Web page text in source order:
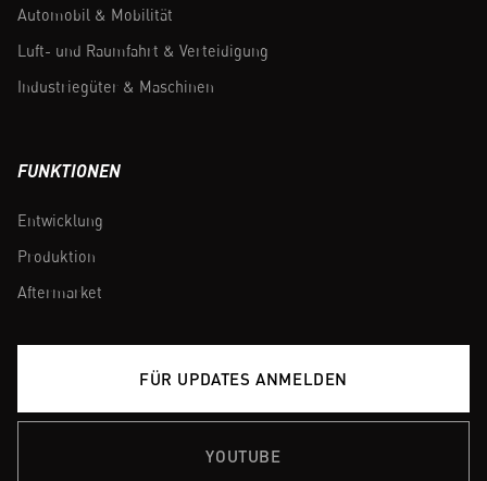
Automobil & Mobilität
Luft- und Raumfahrt & Verteidigung
Industriegüter & Maschinen
FUNKTIONEN
Entwicklung
Produktion
Aftermarket
FÜR UPDATES ANMELDEN
YOUTUBE